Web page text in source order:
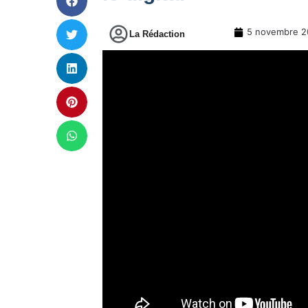
La Rédaction 5 novembre